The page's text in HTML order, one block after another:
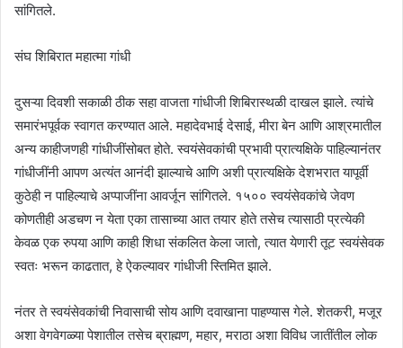
सांगितले.
संघ शिबिरात महात्मा गांधी
दुसऱ्या दिवशी सकाळी ठीक सहा वाजता गांधीजी शिबिरास्थळी दाखल झाले. त्यांचे
समारंभपूर्वक स्वागत करण्यात आले. महादेवभाई देसाई, मीरा बेन आणि आश्रमातील
अन्य काहीजणही गांधीजींसोबत होते. स्वयंसेवकांची प्रभावी प्रात्यक्षिके पाहिल्यानंतर
गांधीजींनी आपण अत्यंत आनंदी झाल्याचे आणि अशी प्रात्यक्षिके देशभरात यापूर्वी
कुठेही न पाहिल्याचे अप्पाजींना आवर्जून सांगितले. १५०० स्वयंसेवकांचे जेवण
कोणतीही अडचण न येता एका तासाच्या आत तयार होते तसेच त्यासाठी प्रत्येकी
केवळ एक रुपया आणि काही शिधा संकलित केला जातो, त्यात येणारी तूट स्वयंसेवक
स्वतः भरून काढतात, हे ऐकल्यावर गांधीजी स्तिमित झाले.
नंतर ते स्वयंसेवकांची निवासाची सोय आणि दवाखाना पाहण्यास गेले. शेतकरी, मजूर
अशा वेगवेगळ्या पेशातील तसेच ब्राह्मण, महार, मराठा अशा विविध जातींतील लोक